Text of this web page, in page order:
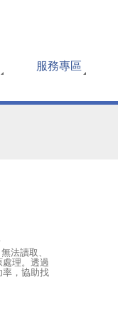
服務專區
法讀取、
理。透過
，協助找